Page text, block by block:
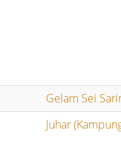
Gelam Sei
Juhar